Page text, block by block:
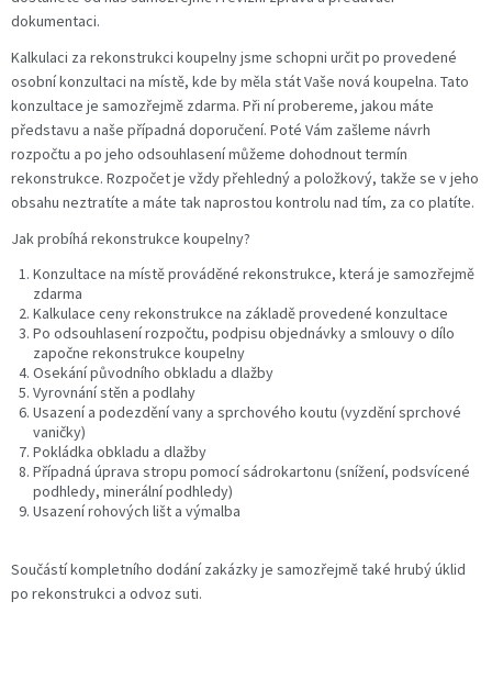
dokumentaci.
Kalkulaci za rekonstrukci koupelny jsme schopni určit po provedené
osobní konzultaci na místě, kde by měla stát Vaše nová koupelna. Tato
konzultace je samozřejmě zdarma. Při ní probereme, jakou máte
představu a naše případná doporučení. Poté Vám zašleme návrh
rozpočtu a po jeho odsouhlasení můžeme dohodnout termín
rekonstrukce. Rozpočet je vždy přehledný a položkový, takže se v jeho
obsahu neztratíte a máte tak naprostou kontrolu nad tím, za co platíte.
Jak probíhá rekonstrukce koupelny?
Konzultace na místě prováděné rekonstrukce, která je samozřejmě
zdarma
Kalkulace ceny rekonstrukce na základě provedené konzultace
Po odsouhlasení rozpočtu, podpisu objednávky a smlouvy o dílo
započne rekonstrukce koupelny
Osekání původního obkladu a dlažby
Vyrovnání stěn a podlahy
Usazení a podezdění vany a sprchového koutu (vyzdění sprchové
vaničky)
Pokládka obkladu a dlažby
Případná úprava stropu pomocí sádrokartonu (snížení, podsvícené
podhledy, minerální podhledy)
Usazení rohových lišt a výmalba
Součástí kompletního dodání zakázky je samozřejmě také hrubý úklid
po rekonstrukci a odvoz suti.